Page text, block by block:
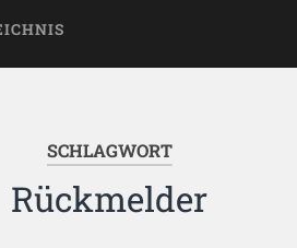
SCHLAGWORT
Rückmelder